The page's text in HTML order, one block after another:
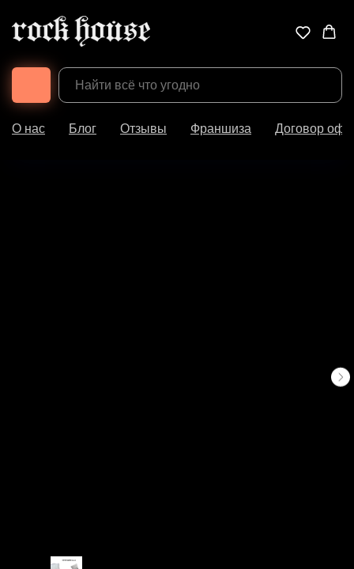
О нас Блог Отзывы Франшиза Договор